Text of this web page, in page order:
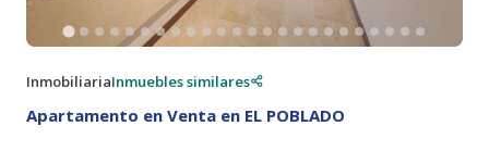
InmobiliariaInmuebles similares
Apartamento en Venta en EL POBLADO